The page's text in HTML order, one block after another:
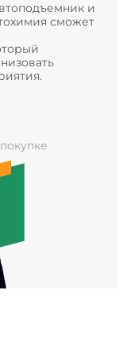
и
сможет